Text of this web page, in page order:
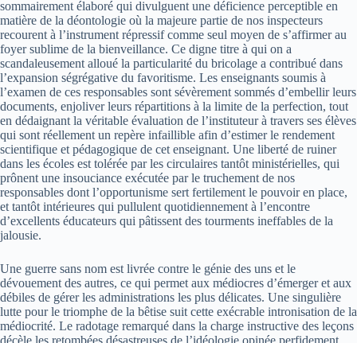
sommairement élaboré qui divulguent une déficience perceptible en
matière de la déontologie où la majeure partie de nos inspecteurs
recourent à l’instrument répressif comme seul moyen de s’affirmer au
foyer sublime de la bienveillance. Ce digne titre à qui on a
scandaleusement alloué la particularité du bricolage a contribué dans
l’expansion ségrégative du favoritisme. Les enseignants soumis à
l’examen de ces responsables sont sévèrement sommés d’embellir leurs
documents, enjoliver leurs répartitions à la limite de la perfection, tout
en dédaignant la véritable évaluation de l’instituteur à travers ses élèves
qui sont réellement un repère infaillible afin d’estimer le rendement
scientifique et pédagogique de cet enseignant. Une liberté de ruiner
dans les écoles est tolérée par les circulaires tantôt ministérielles, qui
prônent une insouciance exécutée par le truchement de nos
responsables dont l’opportunisme sert fertilement le pouvoir en place,
et tantôt intérieures qui pullulent quotidiennement à l’encontre
d’excellents éducateurs qui pâtissent des tourments ineffables de la
jalousie.
Une guerre sans nom est livrée contre le génie des uns et le
dévouement des autres, ce qui permet aux médiocres d’émerger et aux
débiles de gérer les administrations les plus délicates. Une singulière
lutte pour le triomphe de la bêtise suit cette exécrable intronisation de la
médiocrité. Le radotage remarqué dans la charge instructive des leçons